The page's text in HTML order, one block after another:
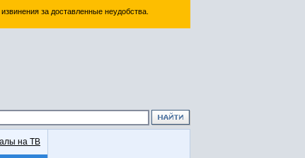
за доставленные неудобства.
на ТВ